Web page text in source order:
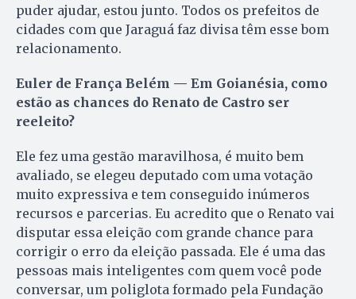
puder ajudar, estou junto. Todos os prefeitos de
cidades com que Jaraguá faz divisa têm esse bom
relacionamento.
Euler de França Belém — Em Goianésia, como
estão as chances do Renato de Castro ser
reeleito?
Ele fez uma gestão maravilhosa, é muito bem
avaliado, se elegeu deputado com uma votação
muito expressiva e tem conseguido inúmeros
recursos e parcerias. Eu acredito que o Renato vai
disputar essa eleição com grande chance para
corrigir o erro da eleição passada. Ele é uma das
pessoas mais inteligentes com quem você pode
conversar, um poliglota formado pela Fundação